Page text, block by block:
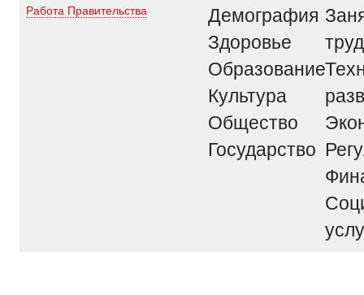
Работа Правительства
Демография
Здоровье
Образование
Культура
Общество
Государство
труд